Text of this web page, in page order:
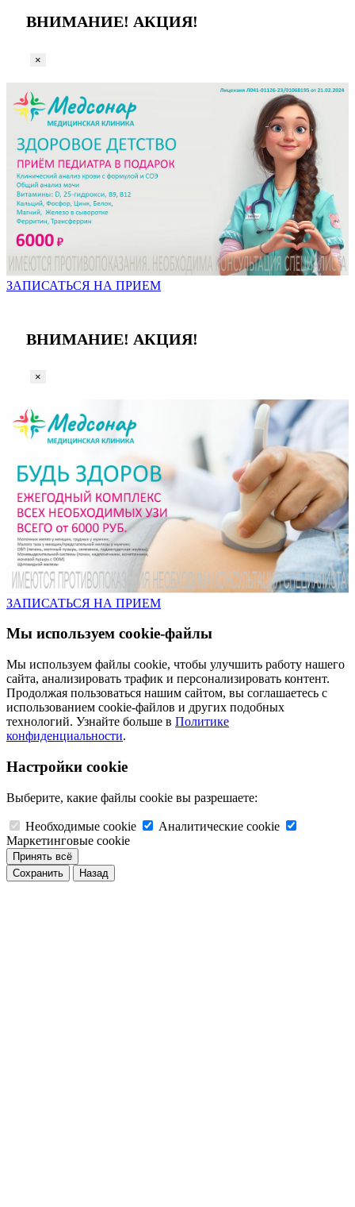
ВНИМАНИЕ! АКЦИЯ!
×
ЗАПИСАТЬСЯ НА ПРИЕМ
ВНИМАНИЕ! АКЦИЯ!
×
ЗАПИСАТЬСЯ НА ПРИЕМ
Мы используем cookie-файлы
Мы используем файлы cookie, чтобы улучшить работу нашего
сайта, анализировать трафик и персонализировать контент.
Продолжая пользоваться нашим сайтом, вы соглашаетесь с
использованием cookie-файлов и других подобных
технологий. Узнайте больше в Политике
конфиденциальности.
Настройки cookie
Выберите, какие файлы cookie вы разрешаете:
Необходимые cookie
Аналитические cookie
Маркетинговые cookie
Принять всё
Сохранить
Назад